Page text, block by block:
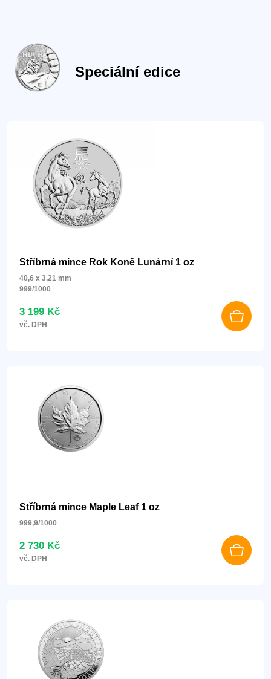
Speciální edice
Stříbrná mince Rok Koně Lunární 1 oz
40,6 x 3,21 mm
999/1000
3 199 Kč
vč. DPH
Stříbrná mince Maple Leaf 1 oz
999,9/1000
2 730 Kč
vč. DPH